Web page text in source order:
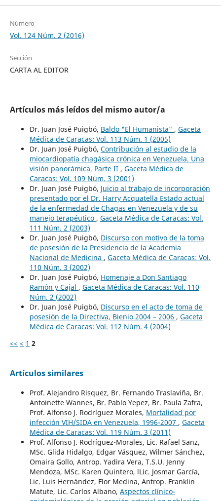
Número
Vol. 124 Núm. 2 (2016)
Sección
CARTA AL EDITOR
Artículos más leídos del mismo autor/a
Dr. Juan José Puigbó, Baldo "El Humanista" , Gaceta
Médica de Caracas: Vol. 113 Núm. 1 (2005)
Dr. Juan José Puigbó, Contribución al estudio de la
miocardiopatía chagásica crónica en Venezuela. Una
visión panorámica. Parte II , Gaceta Médica de
Caracas: Vol. 109 Núm. 3 (2001)
Dr. Juan José Puigbó, Juicio al trabajo de incorporación
presentado por el Dr. Harry Acquatella Estado actual
de la enfermedad de Chagas en Venezuela y de su
manejo terapéutico , Gaceta Médica de Caracas: Vol.
111 Núm. 2 (2003)
Dr. Juan José Puigbó, Discurso con motivo de la toma
de posesión de la Presidencia de la Academia
Nacional de Medicina , Gaceta Médica de Caracas: Vol.
110 Núm. 3 (2002)
Dr. Juan José Puigbó, Homenaje a Don Santiago
Ramón y Cajal , Gaceta Médica de Caracas: Vol. 110
Núm. 2 (2002)
Dr. Juan José Puigbó, Discurso en el acto de toma de
posesión de la Directiva, Bienio 2004 – 2006 , Gaceta
Médica de Caracas: Vol. 112 Núm. 4 (2004)
<< < 1 2
Artículos similares
Prof. Alejandro Risquez, Br. Fernando Traslaviña, Br.
Antoinette Wannes, Br. Pablo Yepez, Br. Paula Zafra,
Prof. Alfonso J. Rodríguez Morales, Mortalidad por
infección VIH/SIDA en Venezuela, 1996-2007 , Gaceta
Médica de Caracas: Vol. 119 Núm. 3 (2011)
Prof. Alfonso J. Rodríguez-Morales, Lic. Rafael Sanz,
MSc. Glida Hidalgo, Edgar Vásquez, Wilmer Sánchez,
Omaira Gollo, Antrop. Yadira Vera, T.S.U. Jenny
Mendoza, MSc. Karen Quintero, lLic. Josmar García,
Lic. Luis Hernández, Flor Medina, Antrop. Franklin
Matute, Lic. Carlos Albano, Aspectos clínico-